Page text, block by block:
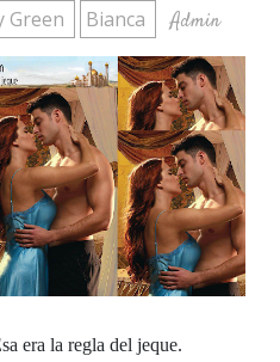
Green Bianca Admin
era la regla del jeque.